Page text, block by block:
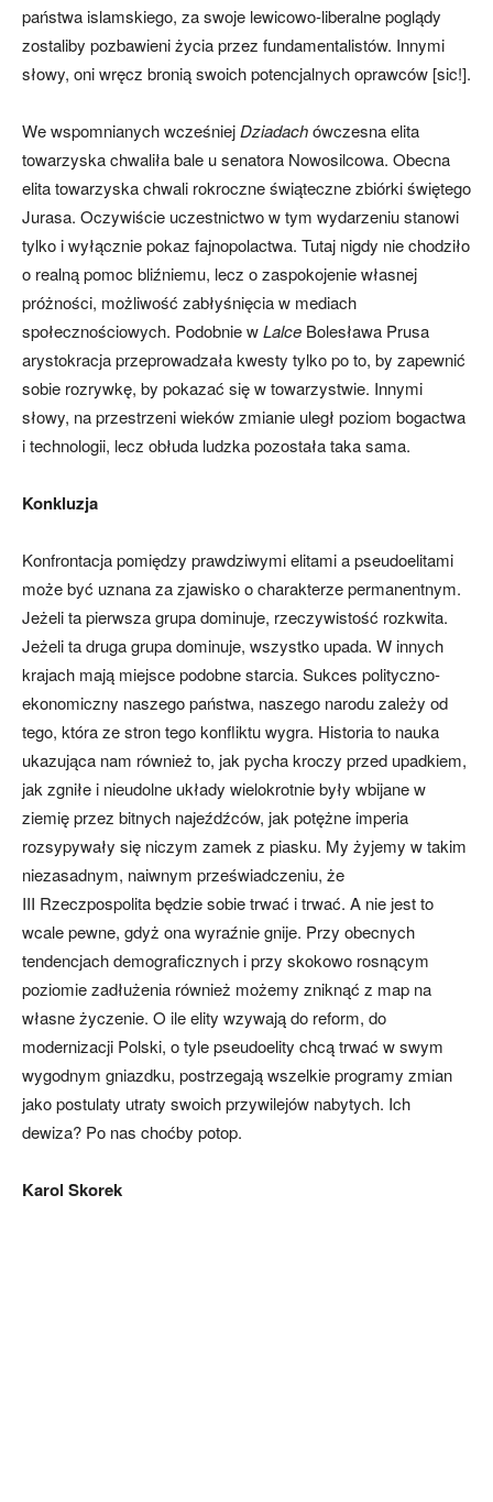
państwa islamskiego, za swoje lewicowo-liberalne poglądy
zostaliby pozbawieni życia przez fundamentalistów. Innymi
słowy, oni wręcz bronią swoich potencjalnych oprawców [sic!].
We wspomnianych wcześniej Dziadachówczesna elita
towarzyska chwaliła bale u senatora Nowosilcowa. Obecna
elita towarzyska chwali rokroczne świąteczne zbiórki świętego
Jurasa. Oczywiście uczestnictwo w tym wydarzeniu stanowi
tylko i wyłącznie pokaz fajnopolactwa. Tutaj nigdy nie chodziło
o realną pomoc bliźniemu, lecz o zaspokojenie własnej
próżności, możliwość zabłyśnięcia w mediach
społecznościowych. Podobnie wLalce Bolesława Prusa
arystokracja przeprowadzała kwesty tylko po to, by zapewnić
sobie rozrywkę, by pokazać się w towarzystwie. Innymi
słowy, na przestrzeni wieków zmianie uległ poziom bogactwa
i technologii, lecz obłuda ludzka pozostała taka sama.
Konkluzja
Konfrontacja pomiędzy prawdziwymi elitami a pseudoelitami
może być uznana za zjawisko o charakterze permanentnym.
Jeżeli ta pierwsza grupa dominuje, rzeczywistość rozkwita.
Jeżeli ta druga grupa dominuje, wszystko upada. W innych
krajach mają miejsce podobne starcia. Sukces polityczno-
ekonomiczny naszego państwa, naszego narodu zależy od
tego, która ze stron tego konfliktu wygra. Historia to nauka
ukazująca nam również to, jak pycha kroczy przed upadkiem,
jak zgniłe i nieudolne układy wielokrotnie były wbijane w
ziemię przez bitnych najeźdźców, jak potężne imperia
rozsypywały się niczym zamek z piasku. My żyjemy w takim
niezasadnym, naiwnym przeświadczeniu, że
III Rzeczpospolita będzie sobie trwać i trwać. A nie jest to
wcale pewne, gdyż ona wyraźnie gnije. Przy obecnych
tendencjach demograficznych i przy skokowo rosnącym
poziomie zadłużenia również możemy zniknąć z map na
własne życzenie. O ile elity wzywają do reform, do
modernizacji Polski, o tyle pseudoelity chcą trwać w swym
wygodnym gniazdku, postrzegają wszelkie programy zmian
jako postulaty utraty swoich przywilejów nabytych. Ich
dewiza? Po nas choćby potop.
Karol Skorek